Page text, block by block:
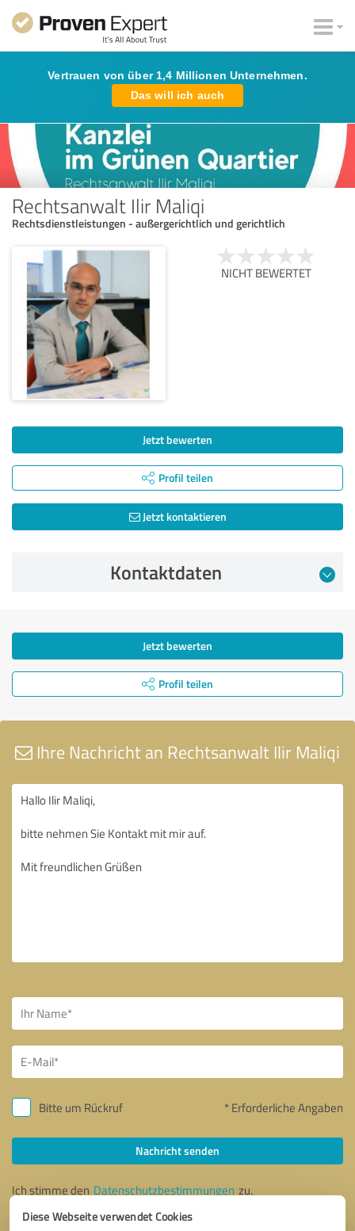
Diese Webseite verwendet Cookies
Vertrauen von über 1,4 Millionen Unternehmen.
Das will ich auch
Rechtsanwalt Ilir Maliqi
Rechtsdienstleistungen - außergerichtlich und gerichtlich
NICHT BEWERTET
Jetzt bewerten
Profil teilen
Jetzt kontaktieren
Kontaktdaten
Jetzt bewerten
Profil teilen
Ihre Nachricht an Rechtsanwalt Ilir Maliqi
Bitte um Rückruf * Erforderliche Angaben
Nachricht senden
Ich stimme den Datenschutzbestimmungen zu.